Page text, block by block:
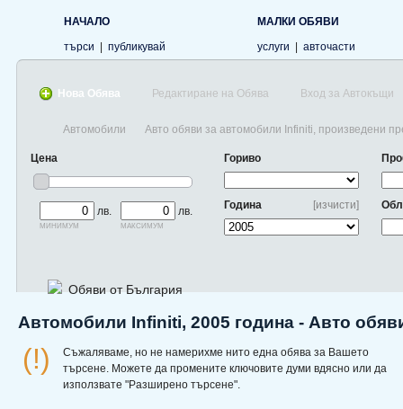
НАЧАЛО
търси
публикувай
МАЛКИ ОБЯВИ
услуги
авточасти
Нова Обява Редактиране на Обява Вход за Автокъщи
Автомобили Авто обяви за автомобили Infiniti, произведени
Цена
лв.
минимум
лв.
максимум
Гориво
[изчисти]
Година
Обяви от България
Автомобили Infiniti, 2005 година - Авто
(!)
Съжаляваме, но не намерихме нито една обява за Вашето
търсене. Можете да промените ключовите думи вдясно или да
използвате "Разширено търсене".